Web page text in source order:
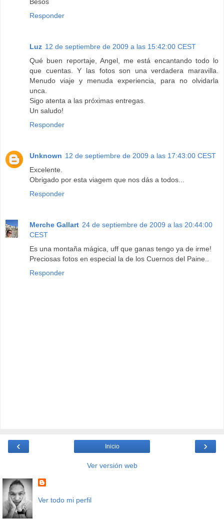
Responder
Luz 12 de septiembre de 2009 a las 15:42:00 CEST
Qué buen reportaje, Angel, me está encantando todo lo
que cuentas. Y las fotos son una verdadera maravilla.
Menudo viaje y menuda experiencia, para no olvidarla
unca.
Sigo atenta a las próximas entregas.
Un saludo!
Responder
Unknown 12 de septiembre de 2009 a las 17:43:00 CEST
Excelente.
Obrigado por esta viagem que nos dás a todos...
Responder
Merche Gallart 24 de septiembre de 2009 a las 20:44:00
CEST
Es una montaña mágica, uff que ganas tengo ya de irme!
Preciosas fotos en especial la de los Cuernos del Paine..
Responder
‹ ›
Inicio
Ver versión web
Ver todo mi perfil